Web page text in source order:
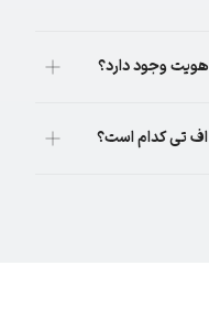
هویت وجود دارد؟
تی کدام است؟